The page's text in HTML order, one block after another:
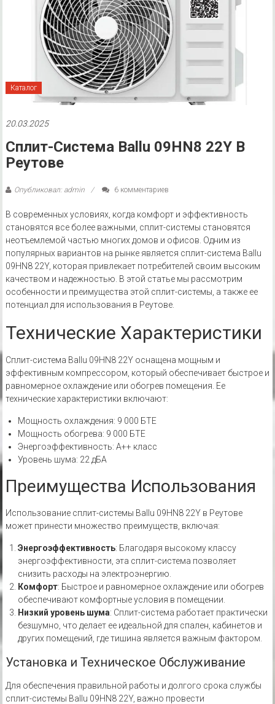
Каталог
20.03.2025
Сплит-Система Ballu 09HN8 22Y В
Реутове
Опубликовал: admin 6 комментариев
В современных условиях‚ когда комфорт и эффективность
становятся все более важными‚ сплит-системы становятся
неотъемлемой частью многих домов и офисов. Одним из
популярных вариантов на рынке является сплит-система Ballu
09HN8 22Y‚ которая привлекает потребителей своим высоким
качеством и надежностью. В этой статье мы рассмотрим
особенности и преимущества этой сплит-системы‚ а также ее
потенциал для использования в Реутове.
Технические Характеристики
Сплит-система Ballu 09HN8 22Y оснащена мощным и
эффективным компрессором‚ который обеспечивает быстрое и
равномерное охлаждение или обогрев помещения. Ее
технические характеристики включают:
Мощность охлаждения: 9 000 БТЕ
Мощность обогрева: 9 000 БТЕ
Энергоэффективность: A++ класс
Уровень шума: 22 дБА
Преимущества Использования
Использование сплит-системы Ballu 09HN8 22Y в Реутове
может принести множество преимуществ‚ включая:
Энергоэффективность: Благодаря высокому классу
энергоэффективности‚ эта сплит-система позволяет
снизить расходы на электроэнергию.
Комфорт: Быстрое и равномерное охлаждение или обогрев
обеспечивают комфортные условия в помещении.
Низкий уровень шума: Сплит-система работает практически
безшумно‚ что делает ее идеальной для спален‚ кабинетов и
других помещений‚ где тишина является важным фактором.
Установка и Техническое Обслуживание
Для обеспечения правильной работы и долгого срока службы
сплит-системы Ballu 09HN8 22Y‚ важно провести